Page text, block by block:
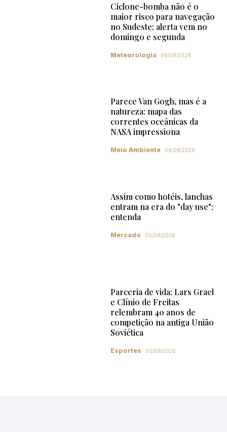
Ciclone-bomba não é o
maior risco para navegação
no Sudeste; alerta vem no
domingo e segunda
Meteorologia 06/08/2026
Parece Van Gogh, mas é a
natureza: mapa das
correntes oceânicas da
NASA impressiona
Meio Ambiente 06/08/2026
Assim como hotéis, lanchas
entram na era do "day use";
entenda
Mercado 05/08/2026
Parceria de vida: Lars Grael
e Clínio de Freitas
relembram 40 anos de
competição na antiga União
Soviética
Esportes 05/08/2026